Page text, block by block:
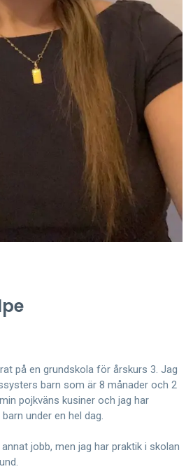
på en grundskola för årskurs 3. Jag
barn som är 8 månader och 2
pojkväns kusiner och jag har
under en hel dag.
jobb, men jag har praktik i skolan